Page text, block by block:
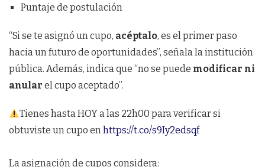
Puntaje de postulación
“Si se te asignó un cupo, acéptalo, es el primer paso
hacia un futuro de oportunidades”, señala la institución
pública. Además, indica que “no se puede modificar ni
anular el cupo aceptado”.
Tienes hasta HOY a las 22h00 para verificar si
obtuviste un cupo enhttps://t.co/s9Iy2edsqf
La asignación de cupos considera: